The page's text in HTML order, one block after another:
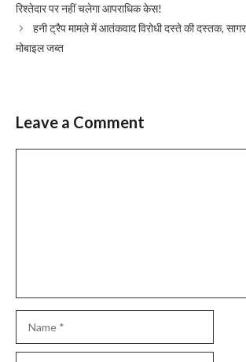
रिश्तेदार पर नहीं चलेगा आपराधिक केस!
हनी ट्रैप मामले में आतंकवाद विरोधी दस्ते की दस्तक,
मोबाइल जब्त
Leave a Comment